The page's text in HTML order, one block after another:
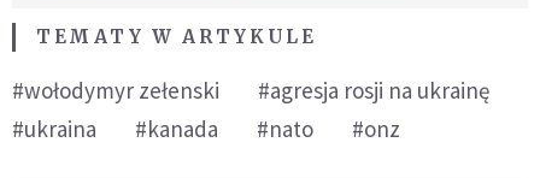
TEMATY W ARTYKULE
#wołodymyr zełenski
#agresja rosji na ukrainę
#ukraina
#kanada #nato #onz